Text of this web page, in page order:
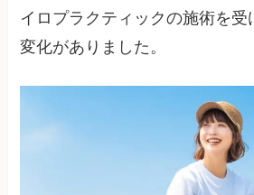
イロプラクティックの施術を受
変化がありました。